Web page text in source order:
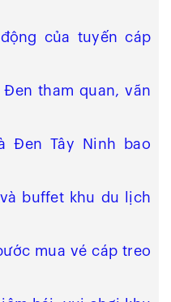
của tuyến cáp
tham quan, vãn
Đen Tây Ninh bao
buffet khu du lịch
mua vé cáp treo